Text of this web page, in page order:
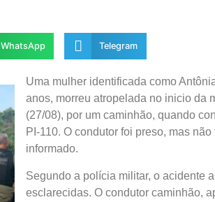
WhatsApp Telegram
Uma mulher identificada como
anos, morreu atropelada no inicio da
(27/08), por um caminhão, quando
PI-110. O condutor foi preso, mas
informado.
Segundo a polícia militar, o acidente
esclarecidas. O condutor caminhão,